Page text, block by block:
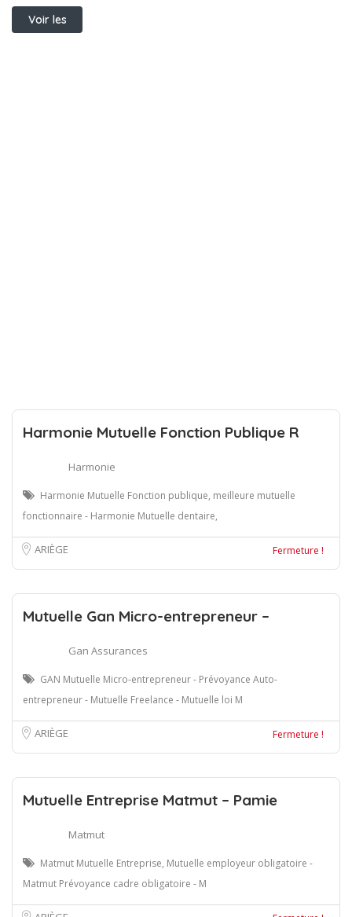
Voir les
Harmonie Mutuelle Fonction Publique R
Harmonie
Harmonie Mutuelle Fonction publique, meilleure mutuelle
fonctionnaire - Harmonie Mutuelle dentaire,
ARIÈGE Fermeture !
Mutuelle Gan Micro-entrepreneur –
Gan Assurances
GAN Mutuelle Micro-entrepreneur - Prévoyance Auto-
entrepreneur - Mutuelle Freelance - Mutuelle loi M
ARIÈGE Fermeture !
Mutuelle Entreprise Matmut – Pamie
Matmut
Matmut Mutuelle Entreprise, Mutuelle employeur obligatoire -
Matmut Prévoyance cadre obligatoire - M